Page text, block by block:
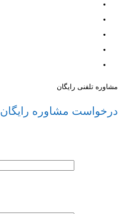
مشاوره تلفنی رایگان
درخواست مشاوره رایگان